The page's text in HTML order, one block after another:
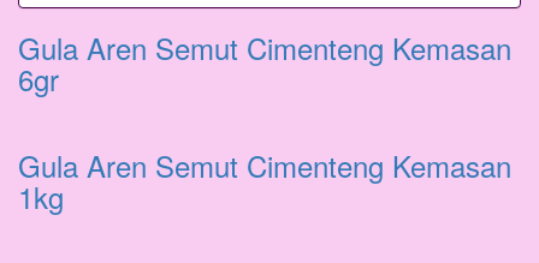
Gula Aren Semut Cimenteng Kemasan
6gr
Gula Aren Semut Cimenteng Kemasan
1kg